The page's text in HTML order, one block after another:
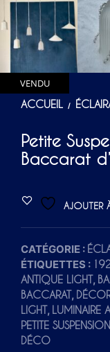
VENDU
ACCUEIL /
Petite
Baccarat
AJOUTER
CATÉGORIE :
ÉTIQUETTES :
ANTIQUE LIGHT,
BACCARAT,
LIGHT, LUMINAIRE
PETITE SUSPENSION
DÉCO